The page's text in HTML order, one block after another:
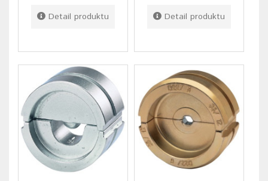
Detail produktu
Detail produktu